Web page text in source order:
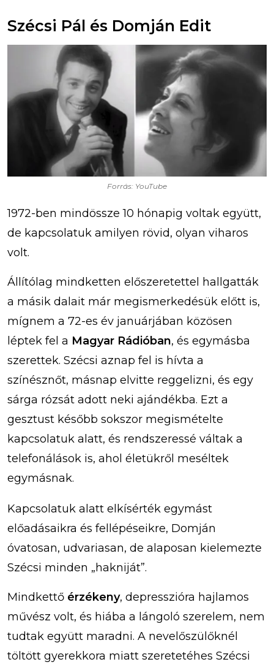
Szécsi Pál és Domján Edit
Forrás: YouTube
1972-ben mindössze 10 hónapig voltak együtt,
de kapcsolatuk amilyen rövid, olyan viharos
volt.
Állítólag mindketten előszeretettel hallgatták
a másik dalait már megismerkedésük előtt is,
mígnem a 72-es év januárjában közösen
léptek fel a Magyar Rádióban, és egymásba
szerettek. Szécsi aznap fel is hívta a
színésznőt, másnap elvitte reggelizni, és egy
sárga rózsát adott neki ajándékba. Ezt a
gesztust később sokszor megismételte
kapcsolatuk alatt, és rendszeressé váltak a
telefonálások is, ahol életükről meséltek
egymásnak.
Kapcsolatuk alatt elkísérték egymást
előadásaikra és fellépéseikre, Domján
óvatosan, udvariasan, de alaposan kielemezte
Szécsi minden „hakniját”.
Mindkettő érzékeny, depresszióra hajlamos
művész volt, és hiába a lángoló szerelem, nem
tudtak együtt maradni. A nevelőszülőknél
töltött gyerekkora miatt szeretetéhes Szécsi